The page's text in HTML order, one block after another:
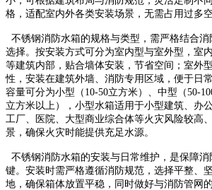
格，适配室内外各类安装场景，无需占用过多空
不锈钢消防水箱的规格与类型，需严格结合
选择。按安装方式可分为室内型与室外型，室
等建筑内部，贴合墙体安装，节省空间；室外
性，安装在建筑外墙、消防专用区域，便于日
容量可分为小型（10-50立方米）、中型（50-
立方米以上），小型水箱适用于小型建筑、办
工厂、医院、大型商业综合体等火灾风险较高
景，确保火灾时能提供充足水源。
不锈钢消防水箱的安装与日常维护，是保障
键。安装时需严格遵循消防规范，选择平整、
地，确保箱体放置平稳，同时做好与消防管网